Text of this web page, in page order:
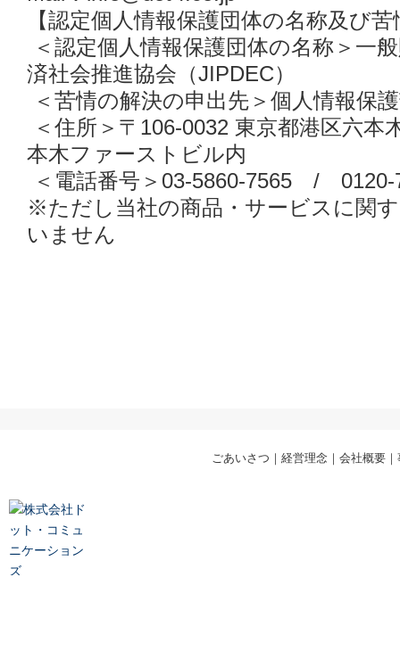
【認定個人情報保護団体の名称及び
＜認定個人情報保護団体の名称＞一
済社会推進協会（JIPDEC）
＜苦情の解決の申出先＞個人情報保
＜住所＞〒106-0032 東京都港区六本
本木ファーストビル内
＜電話番号＞03-5860-7565 / 0120-
※ただし当社の商品・サービスに関
いません
ごあいさつ ｜ 経営理念｜ 会社概要｜